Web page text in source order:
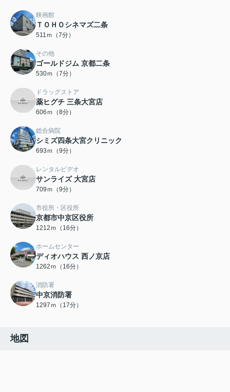
映画館
ＴＯＨＯシネマズ二条
511ｍ（7分）
その他
ゴールドジム 京都二条
530ｍ（7分）
ドラッグストア
薬ヒグチ 三条大宮店
606ｍ（8分）
総合病院
シミズ四条大宮クリニック
693ｍ（9分）
レンタルビデオ
サンライズ 大宮店
709ｍ（9分）
市役所・区役所
京都市中京区役所
1212ｍ（16分）
ホームセンター
ディオハウス 西ノ京店
1262ｍ（16分）
消防署
中京消防署
1297ｍ（17分）
地図